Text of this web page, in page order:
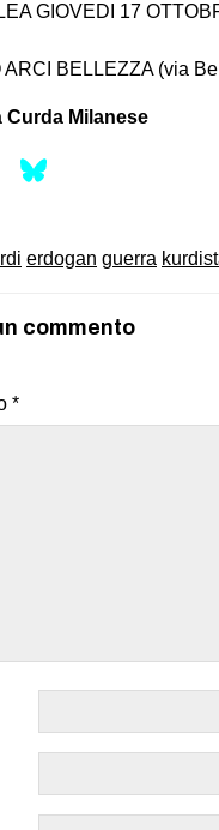
GIOVEDI 17
ARCI BELLEZZA (via
Curda Milanese
Facebook
erdogan guerra
commento
*